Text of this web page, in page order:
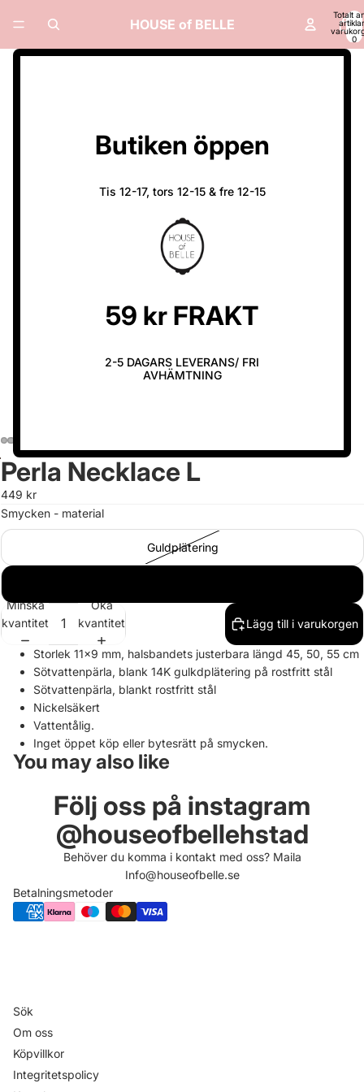
HOUSE of BELLE
Totalt
0
Butiken öppen
Tis 12-17, tors 12-15 & fre 12-15
59 kr FRAKT
2-5 DAGARS LEVERANS/ FRI
AVHÄMTNING
Öppna
bilden
helskärm
Öppna
bilden
helskärm
Öppna
bilden
helskärm
Öppna
bilden
helskärm
Perla Necklace L
449 kr
Smycken - material
Guldplätering
Minska
kvantitet
Öka
kvantitet
Lägg till i varukorgen
Storlek 11x9 mm, halsbandets justerbara längd 45, 50, 55 cm
Sötvattenpärla, blank 14K gulkdplätering på rostfritt stål
Sötvattenpärla, blankt rostfritt stål
Nickelsäkert
Vattentålig.
Inget öppet köp eller bytesrätt på smycken.
You may also like
Följ oss på instagram
@houseofbellehstad
Behöver du komma i kontakt med oss? Maila
Info@houseofbelle.se
Betalningsmetoder
Sök
Om oss
Köpvillkor
Integritetspolicy